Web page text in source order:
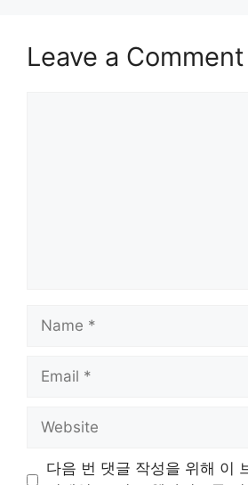
Leave a Comment
Name
Email
Website
다음 번 댓글 작성을 위해 이